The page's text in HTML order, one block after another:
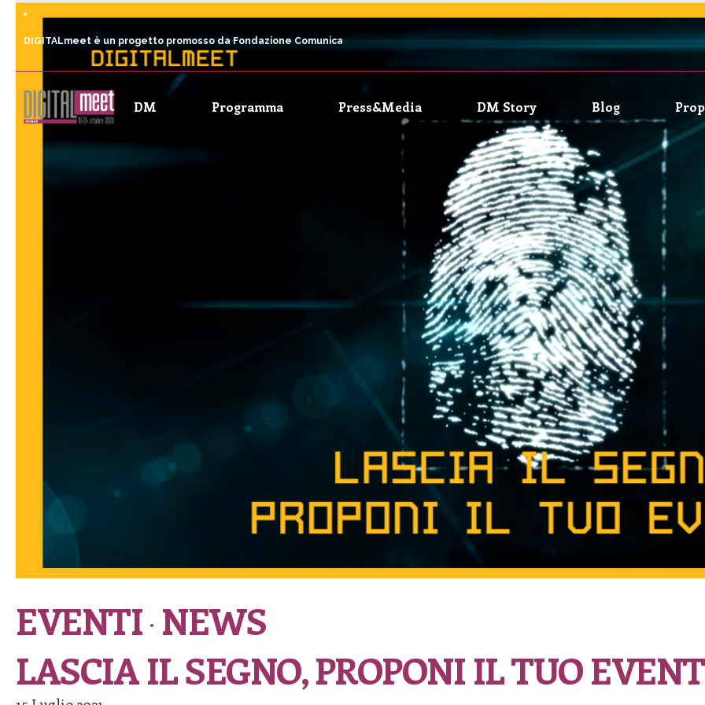
DIGITALmeet è un progetto promosso da Fondazione Comunica
DM Programma Press&Media DM Story Blog
EVENTI NEWS
LASCIA IL SEGNO, PROPONI IL TUO